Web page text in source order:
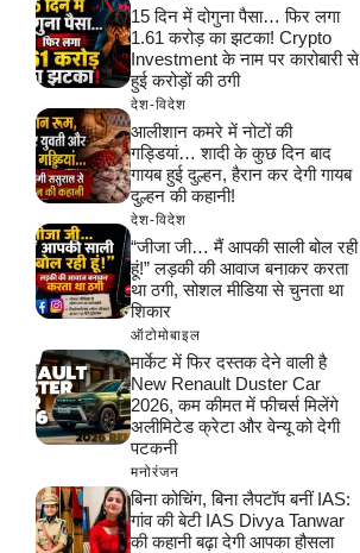
15 दिन में दोगुना पैसा… फिर लगा
1.61 करोड़ का झटका! Crypto
Investment के नाम पर कारोबारी से
हुई करोड़ों की ठगी
देश-विदेश
आलीशान कमरे में नोटों की
गड्डियां… शादी के कुछ दिन बाद
गायब हुई दुल्हन, हैरान कर देगी गायब
दुल्हन की कहानी!
देश-विदेश
“जीजा जी… मैं आपकी साली बोल रही
हूं!” लड़की की आवाज बनाकर करता
था ठगी, सोशल मीडिया से चुनता था
शिकार
ऑटोमोबाइल
मार्केट में फिर दस्तक देने वाली है
New Renault Duster Car
2026, कम कीमत में फीचर्स मिलेंगे
अलीमिटेड क्रेटा और वेन्यू को देगी
पटकनी
मनोरंजन
बिना कोचिंग, बिना लैपटॉप बनीं IAS:
गांव की बेटी IAS Divya Tanwar
की कहानी बढ़ा देगी आपका हौसला